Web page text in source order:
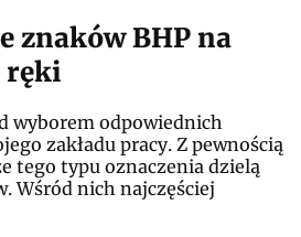
znaków BHP na
ręki
wyborem odpowiednich
zakładu pracy. Z pewnością
tego typu oznaczenia dzielą
Wśród nich najczęściej